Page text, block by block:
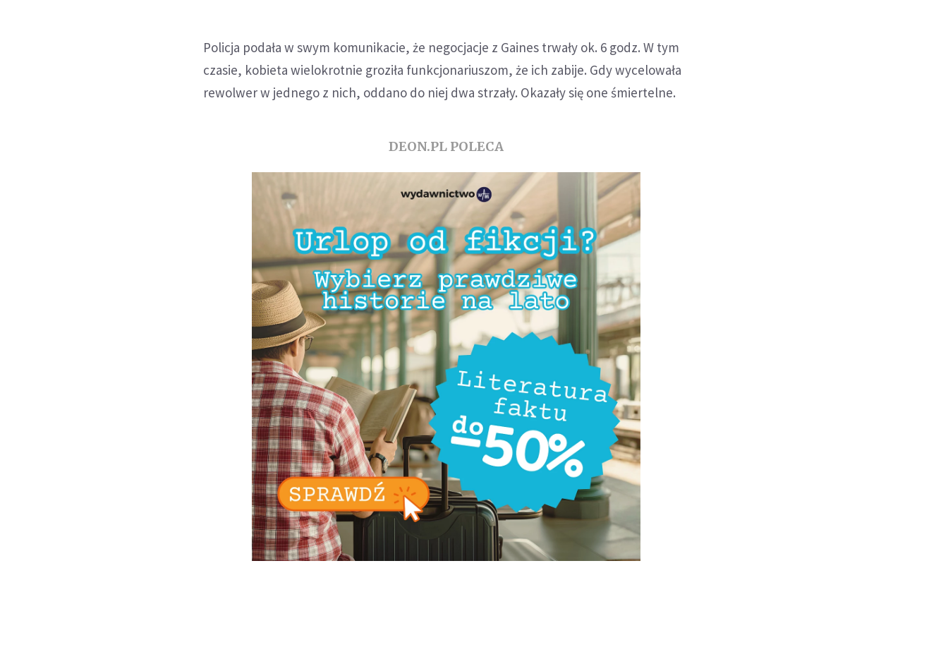
Policja podała w swym komunikacie, że negocjacje z Gaines trwały ok. 6 godz. W tym
czasie, kobieta wielokrotnie groziła funkcjonariuszom, że ich zabije. Gdy wycelowała
rewolwer w jednego z nich, oddano do niej dwa strzały. Okazały się one śmiertelne.
DEON.PL POLECA